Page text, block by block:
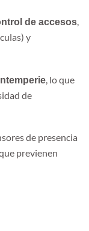
de accesos,
y
, lo que
de
de presencia
previenen